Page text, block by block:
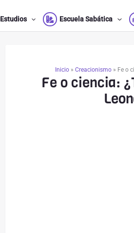
Estudios Escuela Sabática
Inicio » Creacionismo » Fe o
Fe o ciencia: